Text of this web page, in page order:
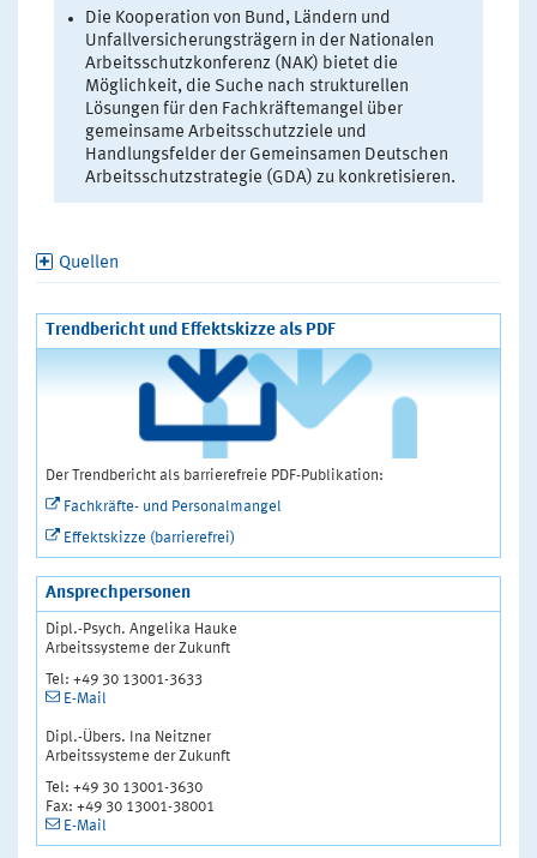
Die Kooperation von Bund, Ländern und
Unfallversicherungsträgern in der Nationalen
Arbeitsschutzkonferenz (NAK) bietet die
Möglichkeit, die Suche nach strukturellen
Lösungen für den Fachkräftemangel über
gemeinsame Arbeitsschutzziele und
Handlungsfelder der Gemeinsamen Deutschen
Arbeitsschutzstrategie (GDA) zu konkretisieren.
Quellen
Trendbericht und Effektskizze als PDF
Der Trendbericht als barrierefreie PDF-Publikation:
Fachkräfte- und Personalmangel
Effektskizze (barrierefrei)
Ansprechpersonen
Dipl.-Psych. Angelika Hauke
Arbeitssysteme der Zukunft
Tel: +49 30 13001-3633
E-Mail
Dipl.-Übers. Ina Neitzner
Arbeitssysteme der Zukunft
Tel: +49 30 13001-3630
Fax: +49 30 13001-38001
E-Mail